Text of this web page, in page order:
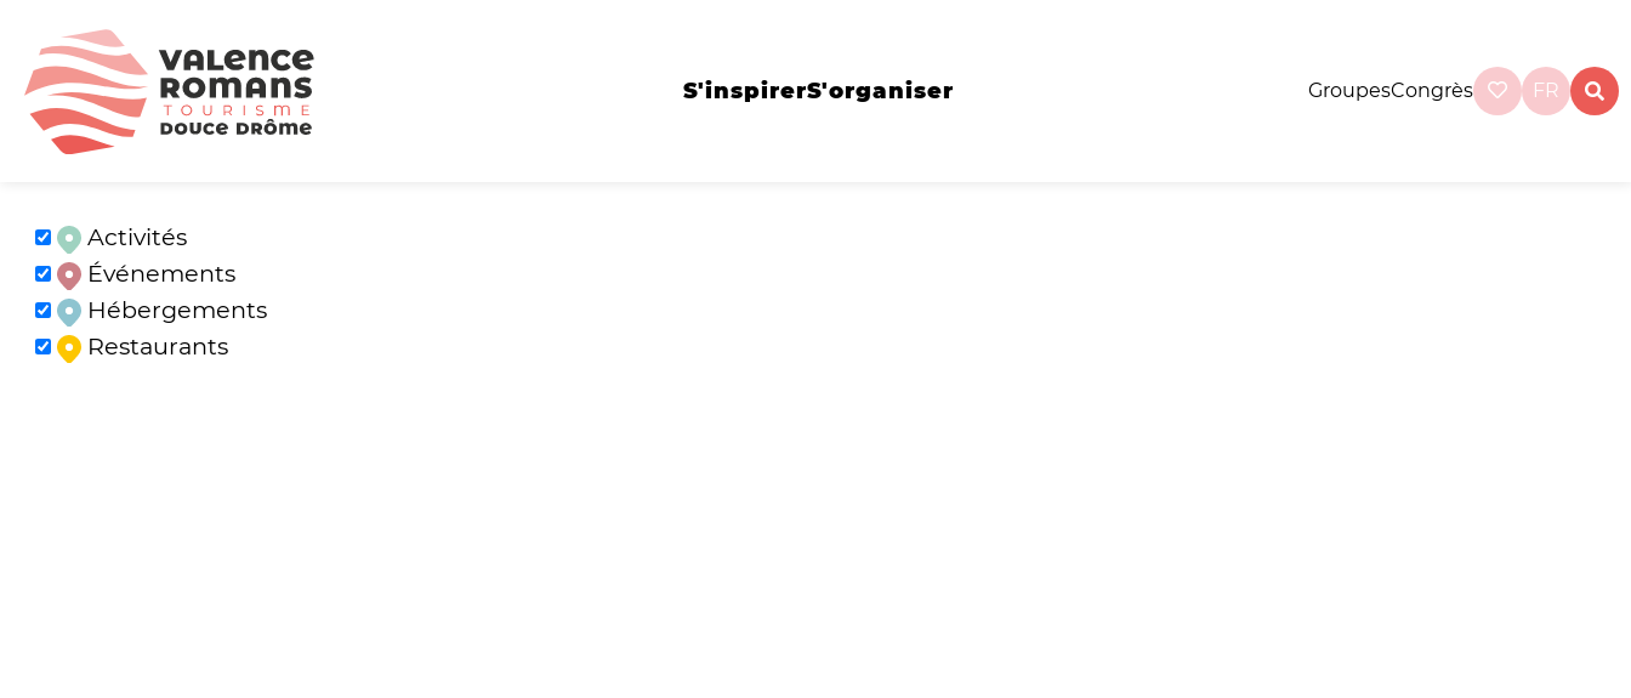
S'inspirerS'organiser GroupesCongrès FR
Activités
Événements
Hébergements
Restaurants